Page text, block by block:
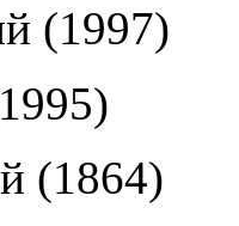
(1997)
(1864)